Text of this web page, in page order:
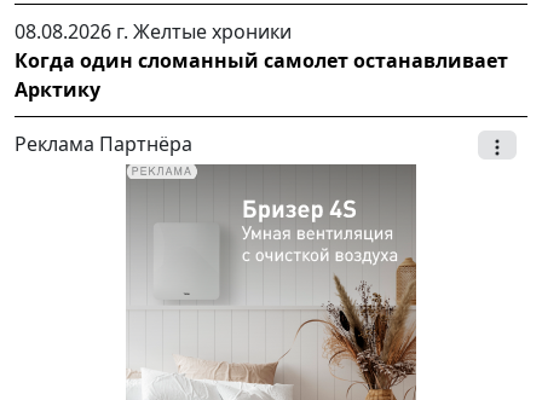
08.08.2026 г. Желтые хроники
Когда один сломанный самолет останавливает
Арктику
Реклама Партнёра